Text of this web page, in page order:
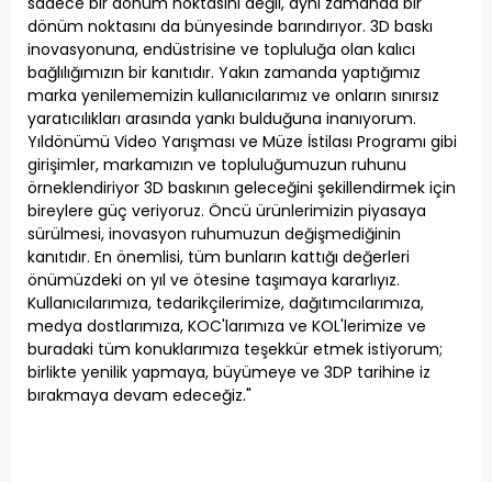
dönüm noktasını da bünyesinde barındırıyor. 3D baskı
inovasyonuna, endüstrisine ve topluluğa olan kalıcı
bağlılığımızın bir kanıtıdır. Yakın zamanda yaptığımız
marka yenilememizin kullanıcılarımız ve onların sınırsız
yaratıcılıkları arasında yankı bulduğuna inanıyorum.
Yıldönümü Video Yarışması ve Müze İstilası Programı gibi
girişimler, markamızın ve topluluğumuzun ruhunu
örneklendiriyor 3D baskının geleceğini şekillendirmek için
bireylere güç veriyoruz. Öncü ürünlerimizin piyasaya
sürülmesi, inovasyon ruhumuzun değişmediğinin
kanıtıdır. En önemlisi, tüm bunların kattığı değerleri
önümüzdeki on yıl ve ötesine taşımaya kararlıyız.
Kullanıcılarımıza, tedarikçilerimize, dağıtımcılarımıza,
medya dostlarımıza, KOC'larımıza ve KOL'lerimize ve
buradaki tüm konuklarımıza teşekkür etmek istiyorum;
birlikte yenilik yapmaya, büyümeye ve 3DP tarihine iz
bırakmaya devam edeceğiz."